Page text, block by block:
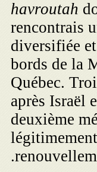
havroutah
rencontrais
diversifiée
bords de la
Québec.
après Israël
deuxième